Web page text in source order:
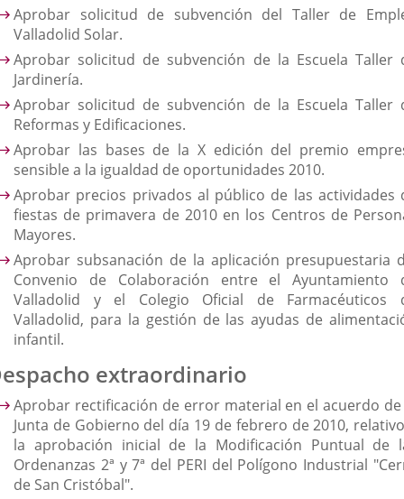
Aprobar solicitud de subvención del Taller de
Valladolid Solar.
Aprobar solicitud de subvención de la Escuela Taller
Jardinería.
Aprobar solicitud de subvención de la Escuela Taller
Reformas y Edificaciones.
Aprobar las bases de la X edición del premio
sensible a la igualdad de oportunidades 2010.
Aprobar precios privados al público de las actividades
fiestas de primavera de 2010 en los Centros de
Mayores.
Aprobar subsanación de la aplicación presupuestaria
Convenio de Colaboración entre el Ayuntamiento
Valladolid y el Colegio Oficial de Farmacéuticos
Valladolid, para la gestión de las ayudas de
infantil.
extraordinario
Aprobar rectificación de error material en el acuerdo
Junta de Gobierno del día 19 de febrero de 2010,
la aprobación inicial de la Modificación Puntual de
Ordenanzas 2ª y 7ª del PERI del Polígono Industrial
de San Cristóbal".